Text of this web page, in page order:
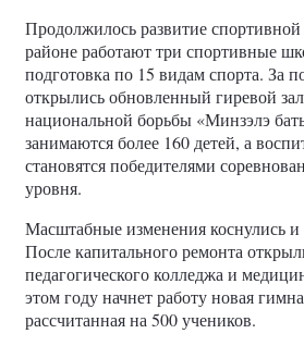
Продолжилось развитие
районе работают три спортивные
подготовка по 15 видам спорта. За
открылись обновленный гиревой
национальной борьбы «Минзэлэ
занимаются более 160 детей, а
становятся победителями
уровня.
Масштабные изменения коснулись и
После капитального ремонта
педагогического колледжа и
этом году начнет работу новая
рассчитанная на 500 учеников.